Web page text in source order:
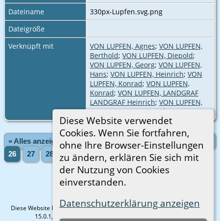
Diese Website verwendet
Cookies. Wenn Sie fortfahren,
ohne Ihre Browser-Einstellungen
zu ändern, erklären Sie sich mit
der Nutzung von Cookies
einverstanden.
Datenschutzerklärung anzeigen
Dateiname
330px-Lupfen.svg.png
Dateigröße
Verknüpft mit
VON LUPFEN, Agnes; VON LUPFEN,
Berthold; VON LUPFEN, Diepold;
VON LUPFEN, Georg; VON LUPFEN,
Hans; VON LUPFEN, Heinrich; VON
LUPFEN, Konrad; VON LUPFEN,
Konrad; VON LUPFEN, LANDGRAF
LANDGRAF Heinrich; VON LUPFEN,
N.;VON LUPFEN, Regula
» Alles anzeigen «Zurück 22 23
26
27 28 30 1974» Vorwärts»
Diese Website läuft mitThe Next Generation of Genealogy Sitebuilding
15.0.1, programmiert von Darrin Lythgoe © 2001-2026.